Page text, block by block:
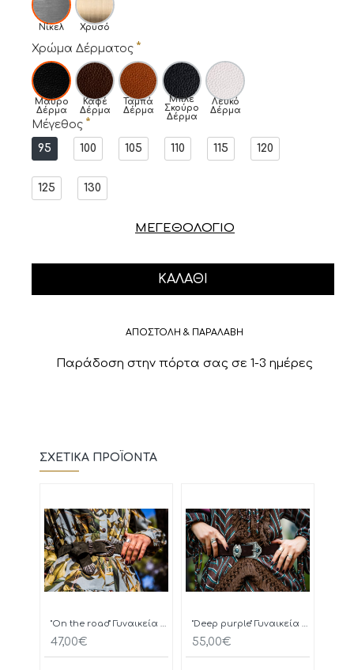
Νίκελ Χρυσό
Χρώμα Δέρματος
Μαύρο
Δέρμα
Καφέ
Δέρμα
Ταμπά
Δέρμα
Μπλε
Σκούρο
Δέρμα
Λευκό
Δέρμα
Μέγεθος
95
100 105 110 115 120
125 130
ΚΑΛΆΘΙ
ΜΕΓΕΘΟΛΟΓΙΟ
ΑΠΟΣΤΟΛΗ & ΠΑΡΑΛΑΒΗ
Παράδοση στην πόρτα σας σε 1-3 ημέρες
ΣΧΕΤΙΚΆ ΠΡΟΪΌΝΤΑ
"On the road" Γυναικεία Ζώνη
47,00€
"Deep purple" Γυναικεία Ζώνη
55,00€